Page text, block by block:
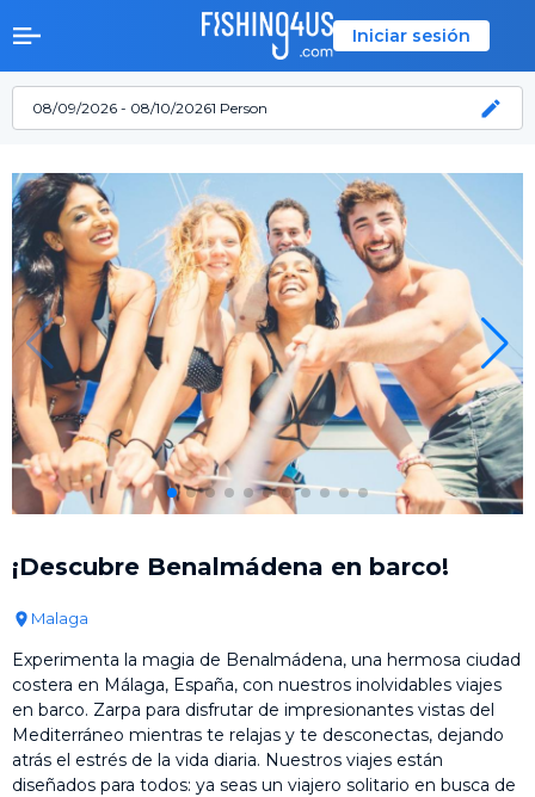
Iniciar sesión
08/09/2026 - 08/10/20261 Person
¡Descubre Benalmádena en barco!
Malaga
Experimenta la magia de Benalmádena, una hermosa ciudad
costera en Málaga, España, con nuestros inolvidables viajes
en barco. Zarpa para disfrutar de impresionantes vistas del
Mediterráneo mientras te relajas y te desconectas, dejando
atrás el estrés de la vida diaria. Nuestros viajes están
diseñados para todos: ya seas un viajero solitario en busca de